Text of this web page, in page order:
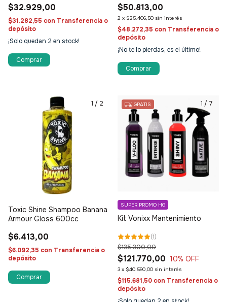
$32.929,00
$31.282,55 con Transferencia o
depósito
¡Solo quedan 2 en stock!
$50.813,00
2 x $25.406,50 sin interés
$48.272,35 con Transferencia o
depósito
¡No te lo pierdas, es el último!
1 / 2
Toxic Shine Shampoo Banana
Armour Gloss 600cc
$6.413,00
$6.092,35 con Transferencia o
depósito
1 / 7
GRATIS
Kit Vonixx Mantenimiento
(1)
$121.770,00
$135.300,00
10% OFF
3 x $40.590,00 sin interés
SUPER PROMO HG
$115.681,50 con Transferencia o
depósito